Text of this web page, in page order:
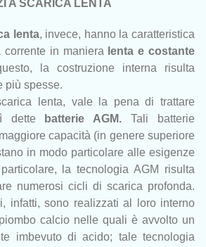
A SCARICA LENTA
lenta, invece, hanno la caratteristica
in maniera lenta e costante
la costruzione interna risulta
più spesse.
lenta, vale la pena di trattare
dette
batterie AGM. Tali batterie
capacità (in genere superiore
in modo particolare alle esigenze
la tecnologia AGM risulta
numerosi cicli di scarica profonda.
infatti, sono realizzati al loro interno
calcio nelle quali è avvolto un
imbevuto di acido; tale tecnologia